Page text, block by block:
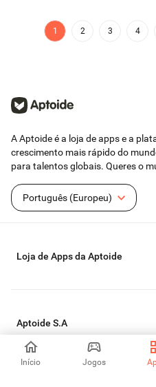
Início Jogos
1 2 3 4
A Aptoide é a loja de apps e a
crescimento mais rápido do
para talentos globais. Queres o
Português (Europeu)
Loja de Apps da Aptoide
Aptoide S.A